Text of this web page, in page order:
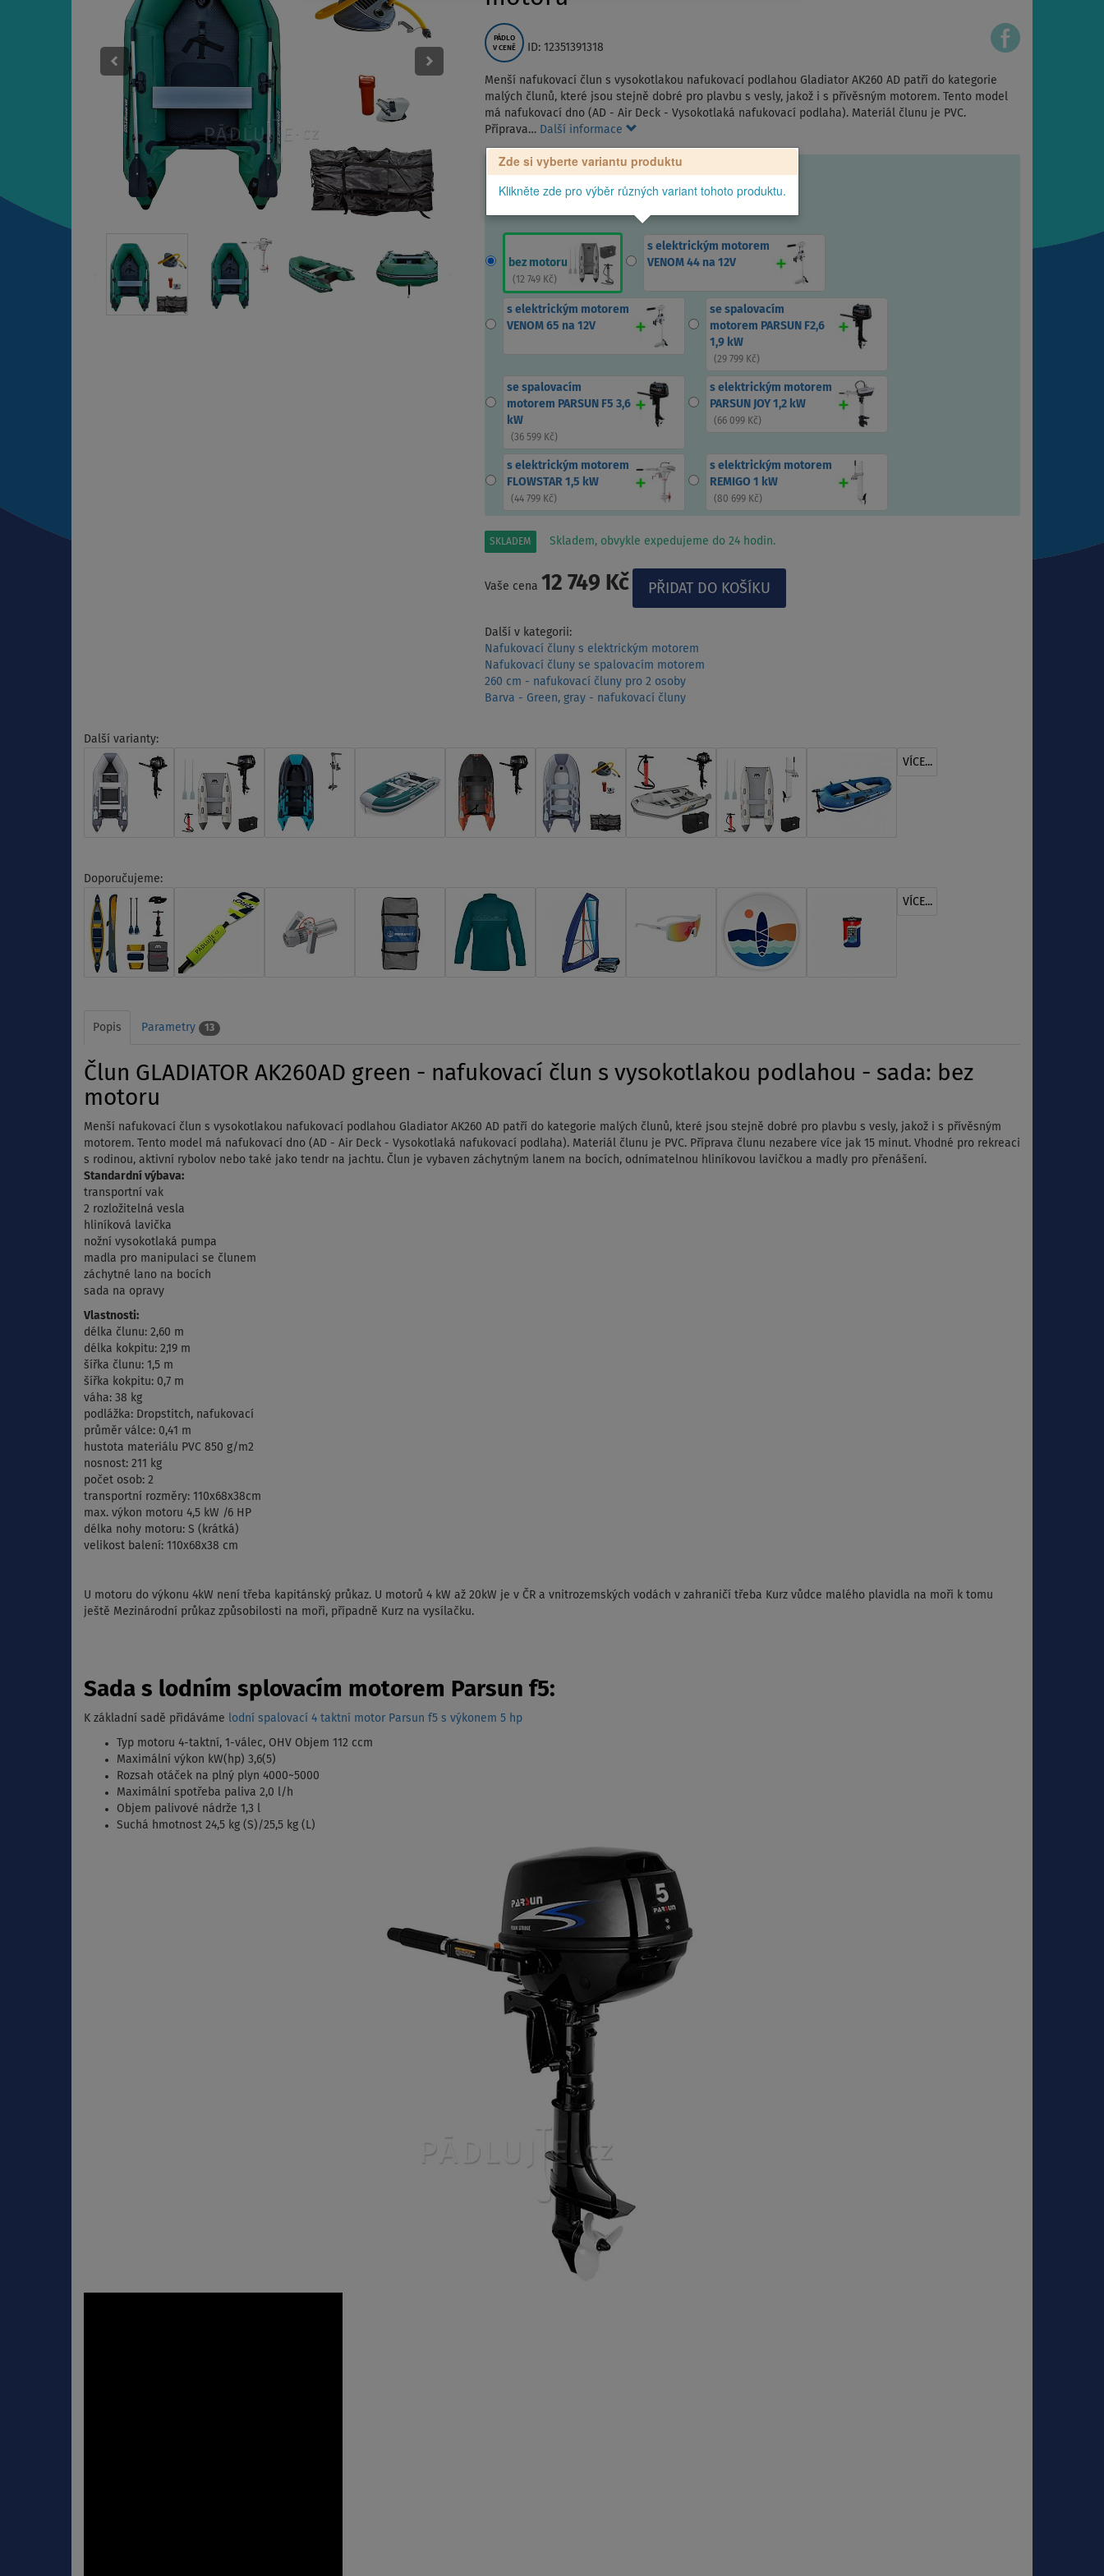
PÁDLO
V CENĚ
ID: 12351391318
Menší nafukovací člun s vysokotlakou nafukovací podlahou Gladiator AK260 AD patří do kategorie
malých člunů, které jsou stejně dobré pro plavbu s vesly, jakož i s přívěsným motorem. Tento model
má nafukovací dno (AD - Air Deck - Vysokotlaká nafukovací podlaha). Materiál člunu je PVC.
Příprava… Další informace
Zde si vyberte variantu produktu
Klikněte zde pro výběr různých variant tohoto produktu.
bez motoru
( 12 749 Kč)
s elektrickým motorem
VENOM 44 na 12V
s elektrickým motorem
VENOM 65 na 12V
se spalovacím
motorem PARSUN F2,6
1,9 kW
(29 799 Kč)
se spalovacím
motorem PARSUN F5 3,6
kW
(36 599 Kč)
s elektrickým motorem
PARSUN JOY 1,2 kW
( 66 099 Kč)
s elektrickým motorem
FLOWSTAR 1,5 kW
(44 799 Kč)
s elektrickým motorem
REMIGO 1 kW
(80 699 Kč)
SKLADEM Skladem, obvykle expedujeme do 24 hodin.
Vaše cena 12 749 Kč
Další v kategorii:
Nafukovací čluny s elektrickým motorem
Nafukovací čluny se spalovacím motorem
260 cm - nafukovací čluny pro 2 osoby
Barva - Green, gray - nafukovací čluny
Další varianty:
VÍCE...
Doporučujeme:
VÍCE...
Popis Parametry 13
Člun GLADIATOR AK260AD green - nafukovací člun s vysokotlakou podlahou - sada: bez
motoru
Menší nafukovací člun s vysokotlakou nafukovací podlahou Gladiator AK260 AD patří do kategorie malých člunů, které jsou stejně dobré pro plavbu s vesly, jakož i s přívěsným
motorem. Tento model má nafukovací dno (AD - Air Deck - Vysokotlaká nafukovací podlaha). Materiál člunu je PVC. Příprava člunu nezabere více jak 15 minut. Vhodné pro rekreaci
s rodinou, aktivní rybolov nebo také jako tendr na jachtu. Člun je vybaven záchytným lanem na bocích, odnímatelnou hliníkovou lavičkou a madly pro přenášení.
Standardní výbava:
transportní vak
2 rozložitelná vesla
hliníková lavička
nožní vysokotlaká pumpa
madla pro manipulaci se člunem
záchytné lano na bocích
sada na opravy
Vlastnosti:
délka člunu: 2,60 m
délka kokpitu: 2,19 m
šířka člunu: 1,5 m
šířka kokpitu: 0,7 m
váha: 38 kg
podlážka: Dropstitch, nafukovací
průměr válce: 0,41 m
hustota materiálu PVC 850 g/m2
nosnost: 211 kg
počet osob: 2
transportní rozměry: 110x68x38cm
max. výkon motoru 4,5 kW /6 HP
délka nohy motoru: S (krátká)
velikost balení: 110x68x38 cm
U motoru do výkonu 4kW není třeba kapitánský průkaz. U motorů 4 kW až 20kW je v ČR a vnitrozemských vodách v zahraničí třeba Kurz vůdce malého plavidla na moři k tomu
ještě Mezinárodní průkaz způsobilosti na moři, případně Kurz na vysílačku.
Sada s lodním splovacím motorem Parsun f5:
K základní sadě přidáváme lodní spalovací 4 taktní motor Parsun f5 s výkonem 5 hp
Typ motoru 4-taktní, 1-válec, OHV Objem 112 ccm
Maximální výkon kW(hp) 3,6(5)
Rozsah otáček na plný plyn 4000~5000
Maximální spotřeba paliva 2,0 l/h
Objem palivové nádrže 1,3 l
Suchá hmotnost 24,5 kg (S)/25,5 kg (L)